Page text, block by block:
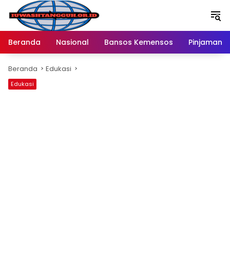
Langsung
konten
Beranda
Nasional Bansos Kemensos Pinjaman
Beranda Edukasi
Edukasi